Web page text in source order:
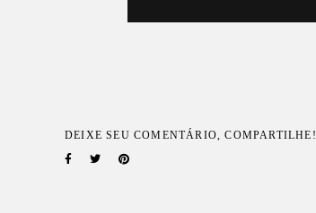
DEIXE SEU COMENTÁRIO, COMPARTILHE!